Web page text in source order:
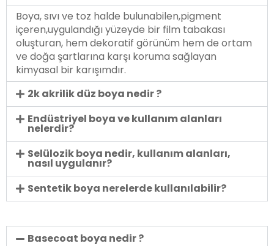
Boya, sıvı ve toz halde bulunabilen,pigment
içeren,uygulandığı yüzeyde bir film tabakası
oluşturan, hem dekoratif görünüm hem de ortam
ve doğa şartlarına karşı koruma sağlayan
kimyasal bir karışımdır.
2k akrilik düz boya nedir ?
Endüstriyel boya ve kullanım alanları
nelerdir?
Selülozik boya nedir, kullanım alanları,
nasıl uygulanır?
Sentetik boya nerelerde kullanılabilir?
Basecoat boya nedir ?